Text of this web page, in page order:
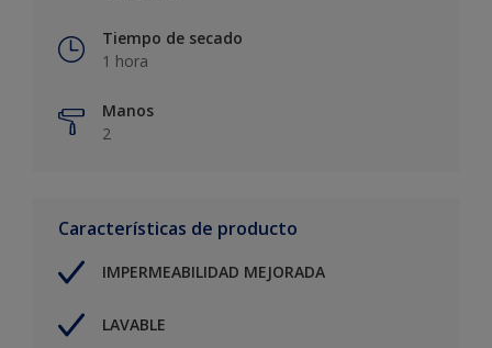
Tiempo de secado
1 hora
Manos
2
Características de producto
IMPERMEABILIDAD MEJORADA
LAVABLE